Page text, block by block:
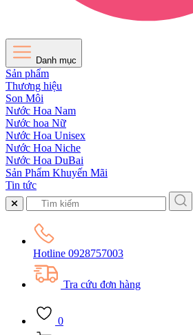
Danh mục
Sản phẩm
Thương hiệu
Son Môi
Nước Hoa Nam
Nước hoa Nữ
Nước Hoa Unisex
Nước Hoa Niche
Nước Hoa DuBai
Sản Phẩm Khuyến Mãi
Tin tức
Hotline 0928757003
Tra cứu đơn hàng
0